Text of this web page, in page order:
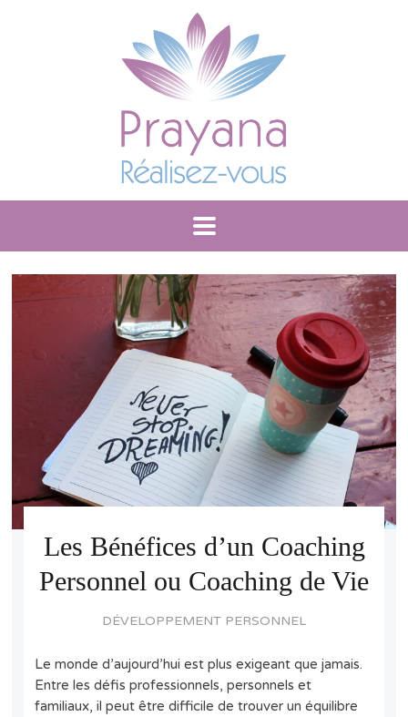
Les Bénéfices d’un Coaching
Personnel ou Coaching de Vie
DÉVELOPPEMENT PERSONNEL
Le monde d’aujourd’hui est plus exigeant que jamais.
Entre les défis professionnels, personnels et
familiaux, il peut être difficile de trouver un équilibre